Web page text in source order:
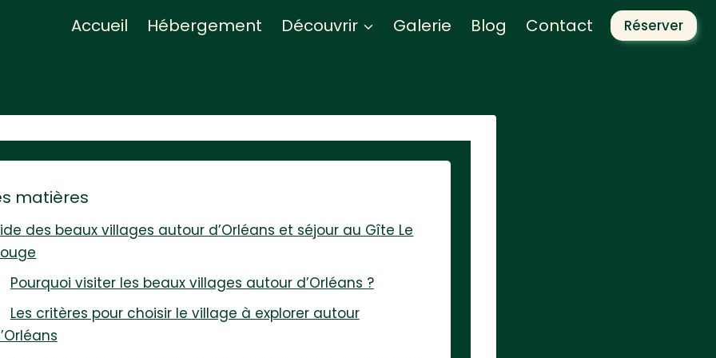
Accueil Hébergement Découvrir Galerie Blog Contact Réserver
matières
des beaux villages autour d’Orléans et séjour au Gîte Le
Pourquoi visiter les beaux villages autour d’Orléans ?
Les critères pour choisir le village à explorer autour